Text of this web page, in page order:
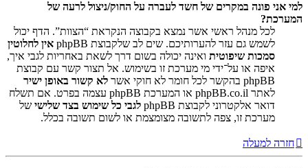
למי אני פונה במקרים של חשד לעברה על החוק/ניצול לרעה של
המערכת?
לכל מנהל ראשי אשר נמצא בקבוצה הנקראת “הצוות”. הדף יכול
לשמש גם עזר להערותיכם. שים לב שלקבוצת phpBB
אין לחלוטין
סמכות שיפוטית ואינה יכולה בשום דרך לשאת באחריות לגבי איך,
איפה או על־ידי מי מערכת זו בשימוש. אל תצור קשר עם קבוצת
phpBB בהקשר לכל חומר לא חוקי אשר
לא קשור באופן ישיר
לאתר phpBB.co.il או המערכת phpBB עצמה בפרט. אם תשלח
דואר אלקטרוני לקבוצת phpBB
לגבי כל שימוש בצד שלישי של
מערכת זו, צפה לתשובה מצומצמת או לשום תשובה בכלל.
חזרה למעלה